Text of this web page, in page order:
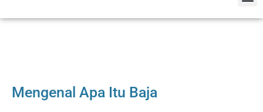
Mengenal Apa Itu Baja